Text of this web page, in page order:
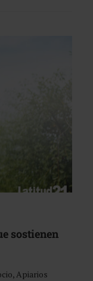
sostienen
Apiarios